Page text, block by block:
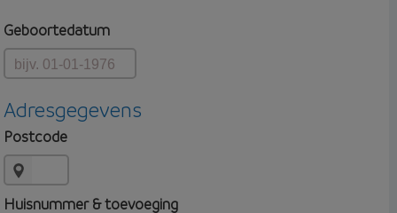
Geboortedatum
Adresgegevens
Postcode
Huisnummer & toevoeging